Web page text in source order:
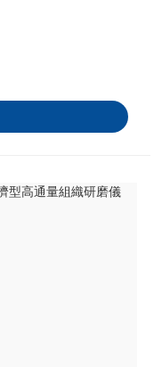
術，支持2 mL至12
、組織勻漿及土
。設備配備數
聯(lián)鎖功能，便